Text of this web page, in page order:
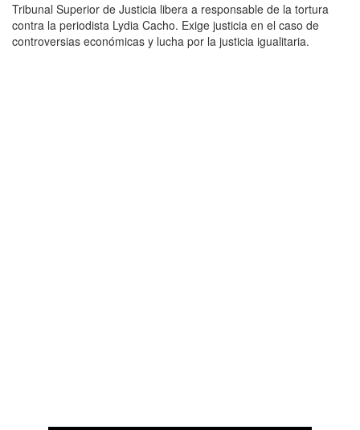
Tribunal Superior de Justicia libera a responsable de la tortura
contra la periodista Lydia Cacho. Exige justicia en el caso de
controversias económicas y lucha por la justicia igualitaria.